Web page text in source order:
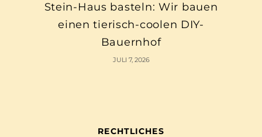
Stein-Haus basteln: Wir bauen
einen tierisch-coolen DIY-
Bauernhof
JULI 7, 2026
RECHTLICHES